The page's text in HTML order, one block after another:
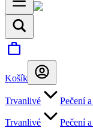
Košík
Trvanlivé Pečení
Trvanlivé Pečení